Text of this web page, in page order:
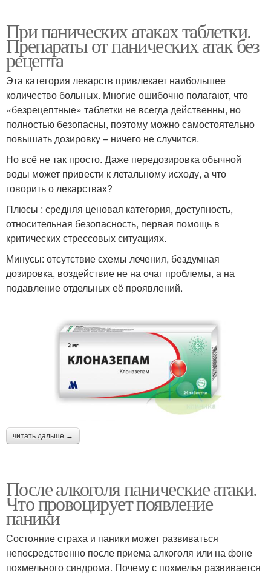
При панических атаках таблетки.
Препараты от панических атак без
рецепта
Эта категория лекарств привлекает наибольшее
количество больных. Многие ошибочно полагают, что
«безрецептные» таблетки не всегда действенны, но
полностью безопасны, поэтому можно самостоятельно
повышать дозировку – ничего не случится.
Но всё не так просто. Даже передозировка обычной
воды может привести к летальному исходу, а что
говорить о лекарствах?
Плюсы : средняя ценовая категория, доступность,
относительная безопасность, первая помощь в
критических стрессовых ситуациях.
Минусы: отсутствие схемы лечения, бездумная
дозировка, воздействие не на очаг проблемы, а на
подавление отдельных её проявлений.
читать дальше →
После алкоголя панические атаки.
Что провоцирует появление
паники
Состояние страха и паники может развиваться
непосредственно после приема алкоголя или на фоне
похмельного синдрома. Почему с похмелья развивается